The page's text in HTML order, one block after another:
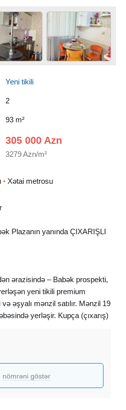
Yeni tikili
2
93 m²
305 000 Azn
3279 Azn/m²
• Xətai metrosu
Plazanın yanında ÇIXARIŞLI
ərazisində – Babək prospekti,
yeni tikili premium
əşyalı mənzil satılır. Mənzil 19
yerləşir. Kupça (çıxarış)
nömrəni göstər